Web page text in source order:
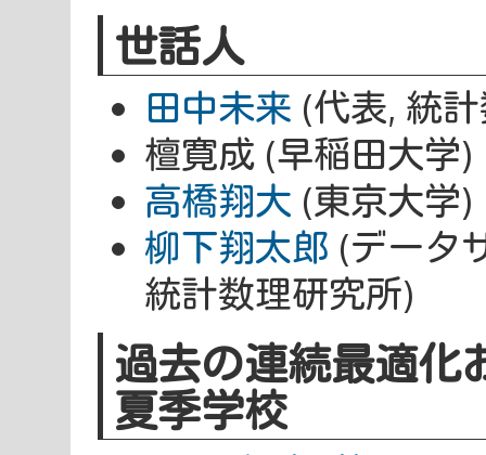
世話人
田中未来 (代表, 統
檀寛成 (早稲田大学)
高橋翔大 (東京大学)
柳下翔太郎 (データ
統計数理研究所)
過去の連続最適化
夏季学校